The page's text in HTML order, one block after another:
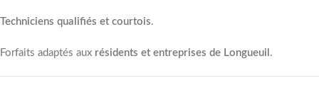
Techniciens qualifiés et courtois.
Forfaits adaptés aux résidents et entreprises de Longueuil .